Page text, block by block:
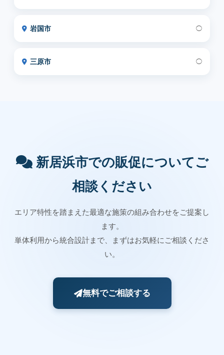
岩国市 ◯
三原市 ◯
新居浜市での販促についてご
相談ください
エリア特性を踏まえた最適な施策の組み合わせをご提案し
ます。
単体利用から統合設計まで、まずはお気軽にご相談くださ
い。
無料でご相談する